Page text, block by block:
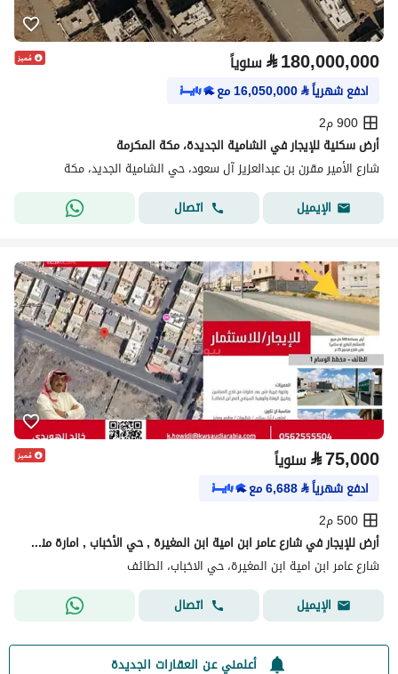
⃁180,000,000 سنوياً
ادفع شهرياً⃁
16,050,000مع
900 م2
أرض سكنية للإيجار في الشامية الجديدة، مكة المكرمة
شارع الأمير مقرن بن عبدالعزيز آل سعود، حي الشامية الجديد، مكة
الإيميل
اتصال
⃁75,000 سنوياً
ادفع شهرياً⃁
6,688مع
500 م2
أرض للإيجار في شارع عامر ابن امية ابن المغيرة , حي الأخباب , امارة منطقة مكة المكرمة - الطائف
شارع عامر ابن امية ابن المغيرة، حي الاخباب، الطائف
الإيميل
اتصال
أعلمني عن العقارات الجديدة